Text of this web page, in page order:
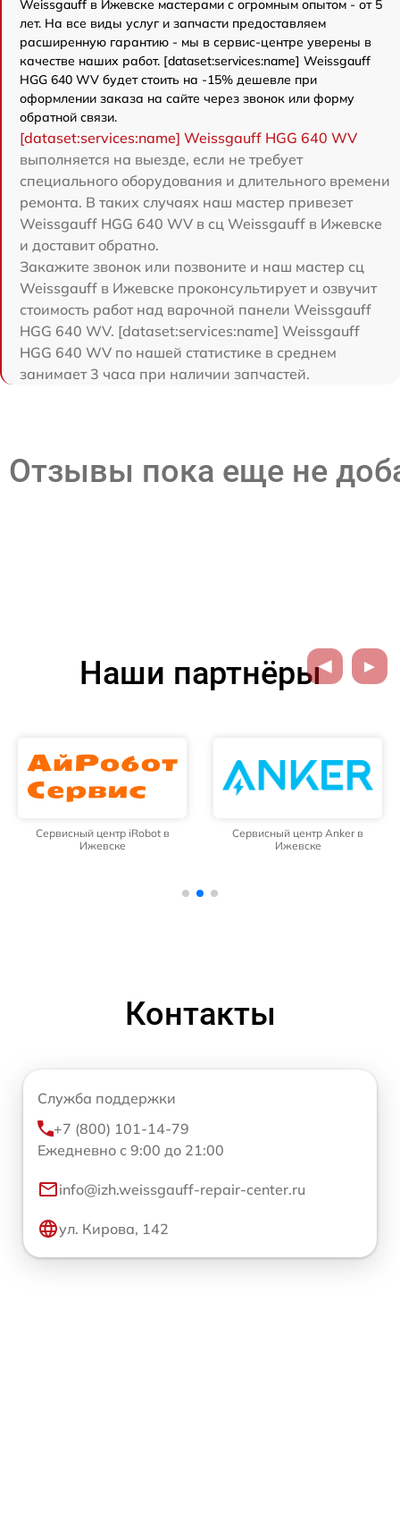
Weissgauff в Ижевске мастерами с огромным опытом - от 5
лет. На все виды услуг и запчасти предоставляем
расширенную гарантию - мы в сервис-центре уверены в
качестве наших работ. [dataset:services:name] Weissgauff
HGG 640 WV будет стоить на -15% дешевле при
оформлении заказа на сайте через звонок или форму
обратной связи.
[dataset:services:name] Weissgauff HGG 640 WV
выполняется на выезде, если не требует
специального оборудования и длительного времени
ремонта. В таких случаях наш мастер привезет
Weissgauff HGG 640 WV в сц Weissgauff в Ижевске
и доставит обратно.
Закажите звонок или позвоните и наш мастер сц
Weissgauff в Ижевске проконсультирует и озвучит
стоимость работ над варочной панели Weissgauff
HGG 640 WV. [dataset:services:name] Weissgauff
HGG 640 WV по нашей статистике в среднем
занимает 3 часа при наличии запчастей.
Отзывы пока еще не
Наши партнёры
Сервисный центр iRobot в
Ижевске
Сервисный центр Anker в
Ижевске
Контакты
Служба поддержки
+7 (800) 101-14-79
Ежедневно с 9:00 до 21:00
info@izh.weissgauff-repair-center.ru
ул. Кирова, 142